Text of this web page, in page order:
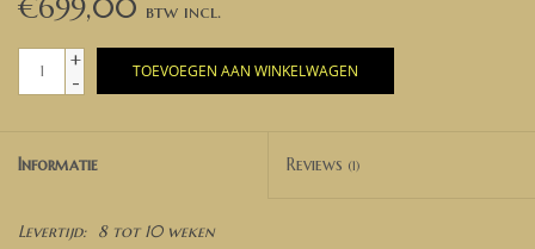
€699,00
+
-
TOEVOEGEN AAN WINKELWAGEN
Informatie Reviews (1)
Levertijd: 8 tot 10 weken